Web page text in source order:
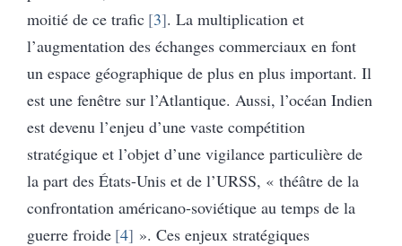
moitié de ce trafic 3 . La multiplication et
l’augmentation des échanges commerciaux en font
un espace géographique de plus en plus important. Il
est une fenêtre sur l’Atlantique. Aussi, l’océan Indien
est devenu l’enjeu d’une vaste compétition
stratégique et l’objet d’une vigilance particulière de
la part des États-Unis et de l’URSS, « théâtre de la
confrontation américano-soviétique au temps de la
guerre froide 4 ». Ces enjeux stratégiques